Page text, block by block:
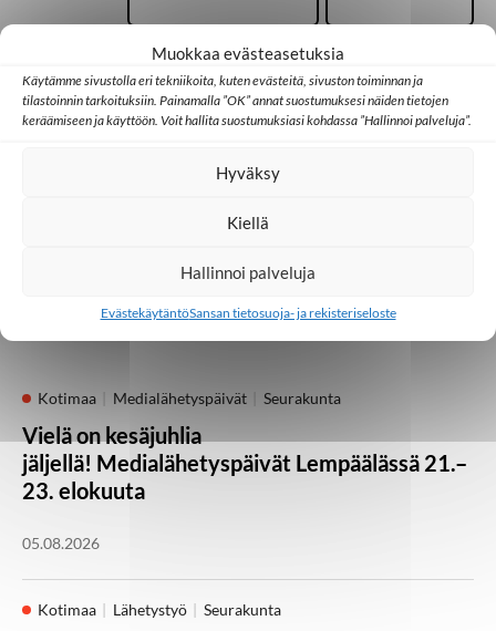
Muokkaa evästeasetuksia
Käytämme sivustolla eri tekniikoita, kuten evästeitä, sivuston toiminnan ja
tilastoinnin tarkoituksiin. Painamalla ”OK” annat suostumuksesi näiden tietojen
keräämiseen ja käyttöön. Voit hallita suostumuksiasi kohdassa ”Hallinnoi palveluja”.
Hyväksy
Kiellä
Hallinnoi palveluja
EvästekäytäntöSansan tietosuoja- ja rekisteriseloste
Medialähetys Sansa
Palaa takaisin pääsivulle
Kotimaa Medialähetyspäivät Seurakunta
Vielä on kesäjuhlia
jäljellä! Medialähetyspäivät Lempäälässä 21.–
23. elokuuta
05.08.2026
Kotimaa Lähetystyö Seurakunta